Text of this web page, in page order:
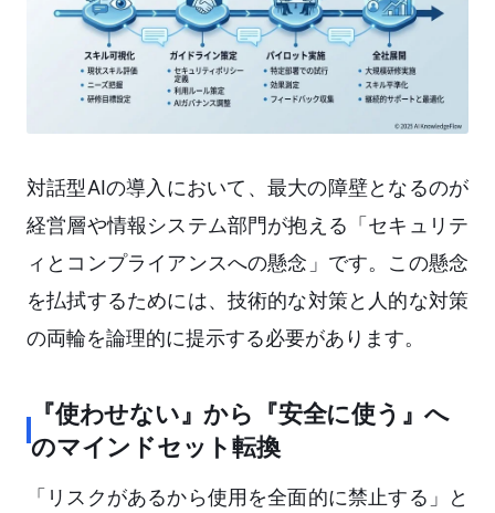
対話型AIの導入において、最大の障壁となるのが
経営層や情報システム部門が抱える「セキュリテ
ィとコンプライアンスへの懸念」です。この懸念
を払拭するためには、技術的な対策と人的な対策
の両輪を論理的に提示する必要があります。
『使わせない』から『安全に使う』へ
のマインドセット転換
「リスクがあるから使用を全面的に禁止する」と